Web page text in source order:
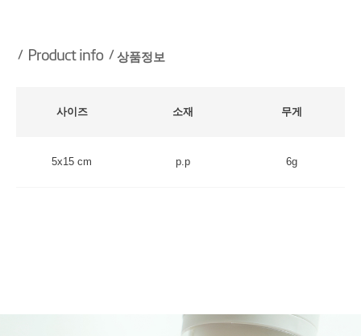
상품정보
사이즈 소재 무게
5x15 cm p.p 6g